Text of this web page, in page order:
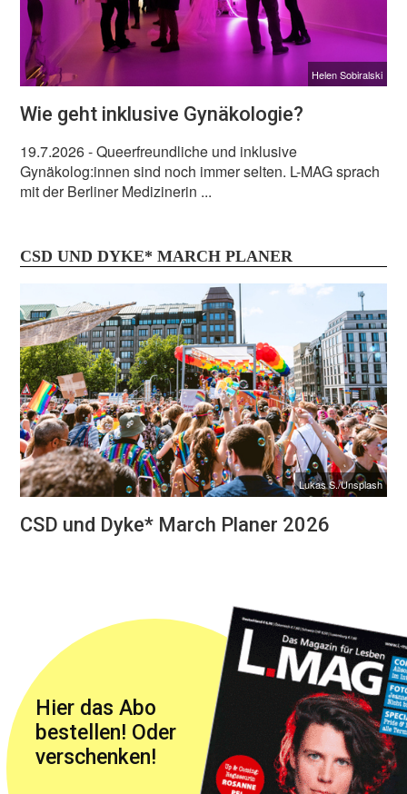
Helen Sobiralski
Wie geht inklusive Gynäkologie?
19.7.2026- Queerfreundliche und inklusive
Gynäkolog:innen sind noch immer selten. L-MAG sprach
mit der Berliner Medizinerin ...
CSD UND DYKE* MARCH PLANER
Lukas S./Unsplash
CSD und Dyke* March Planer 2026
Hier das Abo
bestellen! Oder
verschenken!